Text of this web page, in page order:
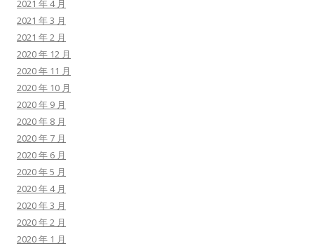
2021 年 4 月
2021 年 3 月
2021 年 2 月
2020 年 12 月
2020 年 11 月
2020 年 10 月
2020 年 9 月
2020 年 8 月
2020 年 7 月
2020 年 6 月
2020 年 5 月
2020 年 4 月
2020 年 3 月
2020 年 2 月
2020 年 1 月